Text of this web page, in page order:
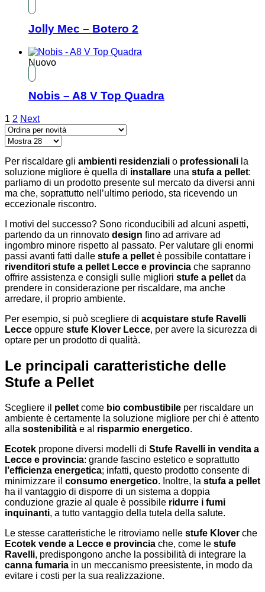
Jolly Mec – Botero 2
Nuovo
Nobis – A8 V Top Quadra
1 2 Next
Per riscaldare gli ambienti residenziali o professionali la
soluzione migliore è quella di installare una stufa a pellet:
parliamo di un prodotto presente sul mercato da diversi anni
ma che, soprattutto nell’ultimo periodo, sta ricevendo un
eccezionale riscontro.
I motivi del successo? Sono riconducibili ad alcuni aspetti,
partendo da un rinnovato design fino ad arrivare ad
ingombro minore rispetto al passato. Per valutare gli enormi
passi avanti fatti dalle stufe a pellet è possibile contattare i
rivenditori stufe a pellet Lecce e provincia che sapranno
offrire assistenza e consigli sulle migliori stufe a pellet da
prendere in considerazione per riscaldare, ma anche
arredare, il proprio ambiente.
Per esempio, si può scegliere di acquistare stufe Ravelli
Lecce oppure stufe Klover Lecce, per avere la sicurezza di
optare per un prodotto di qualità.
Le principali caratteristiche delle
Stufe a Pellet
Scegliere il pellet come bio combustibile per riscaldare un
ambiente è certamente la soluzione migliore per chi è attento
alla sostenibilità e al risparmio energetico.
Ecotek propone diversi modelli di Stufe Ravelli in vendita a
Lecce e provincia: grande fascino estetico e soprattutto
l’efficienza energetica; infatti, questo prodotto consente di
minimizzare il consumo energetico. Inoltre, la stufa a pellet
ha il vantaggio di disporre di un sistema a doppia
conduzione grazie al quale è possibile ridurre i fumi
inquinanti, a tutto vantaggio della tutela della salute.
Le stesse caratteristiche le ritroviamo nelle stufe Klover che
Ecotek vende a Lecce e provincia che, come le stufe
Ravelli, predispongono anche la possibilità di integrare la
canna fumaria in un meccanismo preesistente, in modo da
evitare i costi per la sua realizzazione.